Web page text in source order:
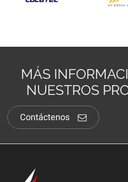
MÁS
NUESTROS
Contáctenos